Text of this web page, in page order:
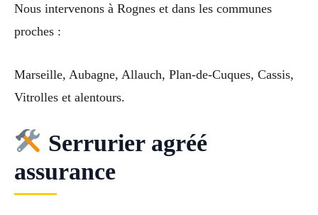
Nous intervenons à Rognes et dans les communes
proches :
Marseille, Aubagne, Allauch, Plan-de-Cuques, Cassis,
Vitrolles et alentours.
Serrurier agréé
assurance